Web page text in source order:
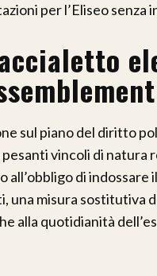
per l’Eliseo
sul piano del diritto
vincoli di
all’obbligo di
una misura sostitutiva
alla quotidianità